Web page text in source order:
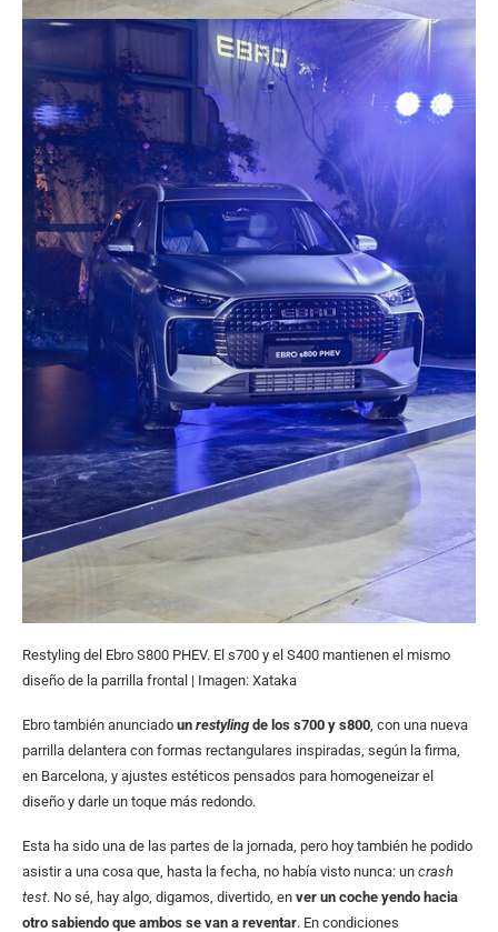
Restyling del Ebro S800 PHEV. El s700 y el S400 mantienen el mismo
diseño de la parrilla frontal | Imagen: Xataka
Ebro también anunciado un restyling de los s700 y s800 , con una nueva
parrilla delantera con formas rectangulares inspiradas, según la firma,
en Barcelona, y ajustes estéticos pensados para homogeneizar el
diseño y darle un toque más redondo.
Esta ha sido una de las partes de la jornada, pero hoy también he podido
asistir a una cosa que, hasta la fecha, no había visto nunca: un crash
test. No sé, hay algo, digamos, divertido, en ver un coche yendo hacia
otro sabiendo que ambos se van a reventar. En condiciones